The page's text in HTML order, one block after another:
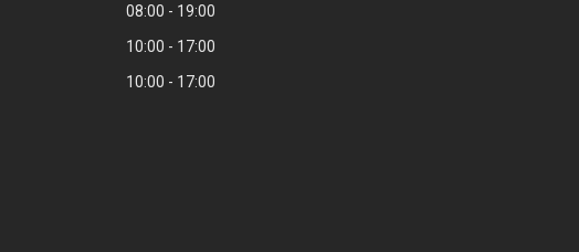
08:00
19:00
10:00
17:00
10:00 17:00